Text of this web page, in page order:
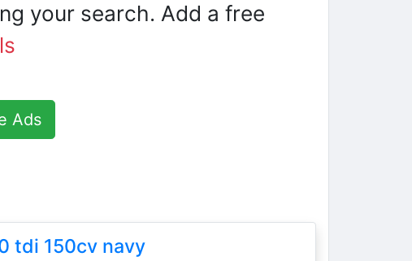
your search. Add a free
Ads
tdi 150cv navy